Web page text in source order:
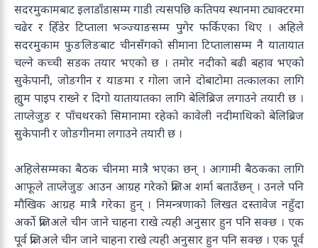
सदरमुकामबाट इलाडाँडासम्म गाडी त्यसपछि कतिपय स्थानमा ट्याक्टरमा
चढेर र हिँडेर टिप्ताला भञ्ज्याङसम्म पुगेर फर्किएका थिए । अहिले
सदरमुकाम फुङलिङबाट चीनसँगको सीमाना टिप्तालासम्म नै यातायात
चल्ने कच्ची सडक तयार भएको छ । तमोर नदीको बढी बहाव भएको
सुकेपानी, जोङगीन र याङमा र गोला जाने दोबाटोमा तत्कालका लागि
ह्युम पाइप राख्ने र दिगो यातायातका लागि बेलिब्रिज लगाउने तयारी छ ।
ताप्लेजुङ र पाँचथरको सिमानामा रहेको कावेली नदीमाथिको बेलिब्रिज
सुकेपानी र जोङगीनमा लगाउने तयारी छ ।
अहिलेसम्मका बैठक चीनमा मात्रै भएका छन् । आगामी बैठकका लागि
आफूले ताप्लेजुङ आउन आग्रह गरेको प्रजिअ शर्मा बताउँछन् । उनले पनि
मौखिक आग्रह मात्रै गरेका हुन् । निमन्त्रणाको लिखत दस्तावेज नहुँदा
अर्को प्रजिअले चीन जाने चाहना राखे त्यही अनुसार हुन पनि सक्छ । एक
पूर्व प्रजिअले चीन जाने चाहना राखे त्यही अनुसार हुन पनि सक्छ । एक पूर्व